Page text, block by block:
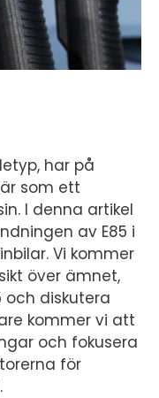
har på
som ett
I denna artikel
av E85 i
Vi kommer
över ämnet,
och diskutera
kommer vi att
och fokusera
för